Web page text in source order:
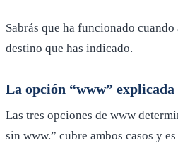
Sabrás que ha funcionado
destino que has indicado.
La opción “www” explicada
Las tres opciones de www
sin www.” cubre ambos casos y